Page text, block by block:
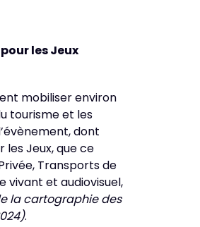
les Jeux
mobiliser environ
tourisme et les
dont
les Jeux, que ce
Transports de
vivant et audiovisuel,
la cartographie des
.